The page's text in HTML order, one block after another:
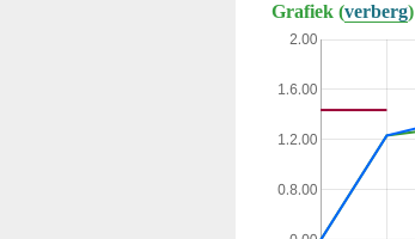
Grafiek (verberg)